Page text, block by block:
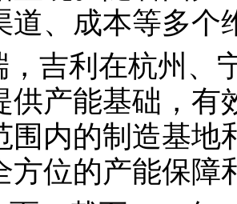
道、成本等多个
，吉利在杭州、
供产能基础，有
围内的制造基地
方位的产能保障